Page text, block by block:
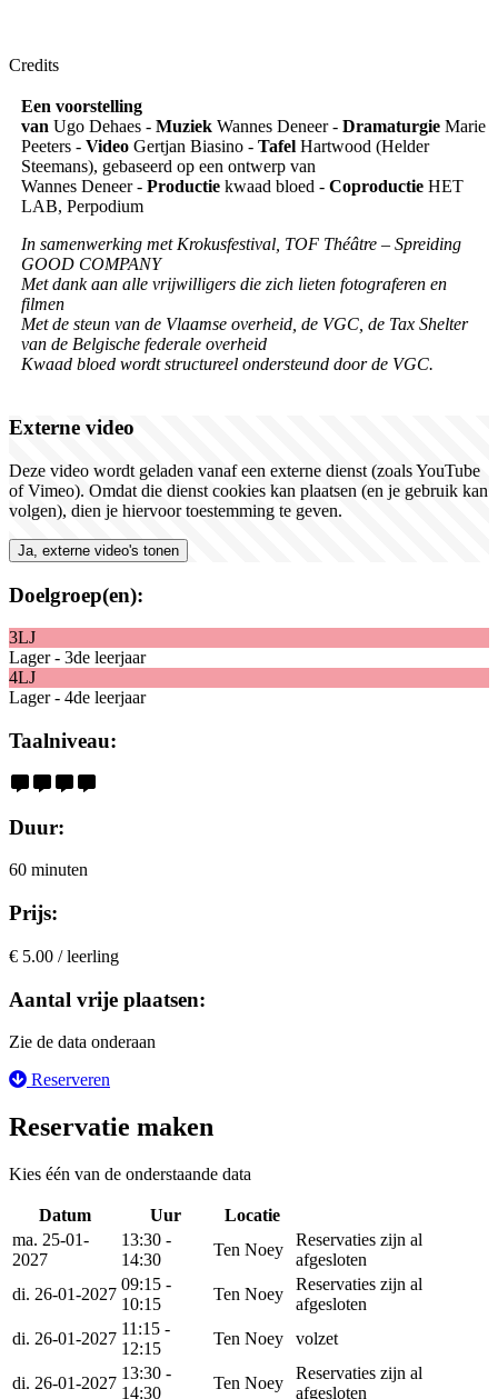
Credits
Een voorstelling
van Ugo Dehaes - Muziek Wannes Deneer - Dramaturgie Marie
Peeters - Video Gertjan Biasino - Tafel Hartwood (Helder
Steemans), gebaseerd op een ontwerp van
Wannes Deneer - Productie kwaad bloed - Coproductie HET
LAB, Perpodium
In samenwerking met Krokusfestival, TOF Théâtre – Spreiding
GOOD COMPANY
Met dank aan alle vrijwilligers die zich lieten fotograferen en
filmen
Met de steun van de Vlaamse overheid, de VGC, de Tax Shelter
van de Belgische federale overheid
Kwaad bloed wordt structureel ondersteund door de VGC.
Externe video
Deze video wordt geladen vanaf een externe dienst (zoals YouTube
of Vimeo). Omdat die dienst cookies kan plaatsen (en je gebruik kan
volgen), dien je hiervoor toestemming te geven.
Ja, externe video's tonen
Doelgroep(en):
3LJ
Lager - 3de leerjaar
4LJ
Lager - 4de leerjaar
Taalniveau:
Duur:
60 minuten
Prijs:
€ 5.00 / leerling
Aantal vrije plaatsen:
Zie de data onderaan
Reserveren
Reservatie maken
Kies één van de onderstaande data
Datum Uur Locatie
ma. 25-01-
2027
13:30 -
14:30
Ten Noey
Reservaties zijn al
afgesloten
di. 26-01-2027
09:15 -
10:15
Ten Noey
Reservaties zijn al
afgesloten
di. 26-01-2027
11:15 -
12:15
Ten Noey volzet
di. 26-01-2027
13:30 -
14:30
Ten Noey
Reservaties zijn al
afgesloten